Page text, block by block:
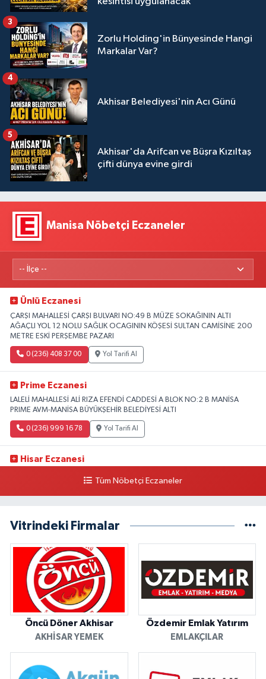
Zorlu Holding'in Bünyesinde Hangi
Markalar Var?
3
Akhisar Belediyesi'nin Acı Günü
4
Akhisar'da Arifcan ve Büşra Kızıltaş
çifti dünya evine girdi
5
Manisa Nöbetçi Eczaneler
Ünlü Eczanesi
ÇARŞI MAHALLESİ ÇARŞI BULVARI NO:49 B MÜZE SOKAĞININ ALTI
AĞAÇLI YOL 12 NOLU SAĞLIK OCAGININ KÖŞESİ SULTAN CAMİSİNE 200
METRE ESKİ PERŞEMBE PAZARI
0 (236) 408 37 00 Yol Tarifi Al
Prime Eczanesi
LALELİ MAHALLESİ ALİ RIZA EFENDİ CADDESİ A BLOK NO:2 B MANİSA
PRIME AVM-MANİSA BÜYÜKŞEHİR BELEDİYESİ ALTI
0 (236) 999 16 78 Yol Tarifi Al
Hisar Eczanesi
ÇARŞAMBA PAZARI GİYİM SERGİSİ YOLU ÜZERİ
MITHATPASA MAH.MITHATPASA CAD.NO:47 A-49 A SALIHLI SEVGİ YOLU-
MERKEZ KARAKOL ÇAPRAZI NO:49
0 (236) 714 55 13 Yol Tarifi Al
Ege Eczanesi
ADNAN MENDERESI MEYDANI NO:40 KULA-MANISA ADNAN MENDERES
MEYDANI ESKİ EKİN PAZARI
Tüm Nöbetçi Eczaneler
Vitrindeki Firmalar
Öncü Döner Akhisar
AKHISAR YEMEK
Özdemir Emlak Yatırım
EMLAKÇILAR